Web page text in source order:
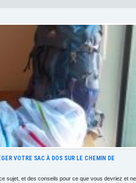
VOTRE SAC À DOS SUR LE CHEMIN DE
sujet, et des conseils pour ce que vous devriez et ne